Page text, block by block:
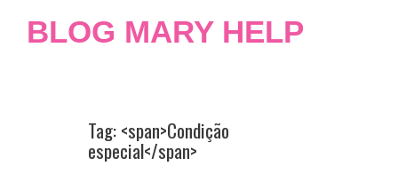
BLOG MARY HELP
Tag: <span>Condição
especial</span>